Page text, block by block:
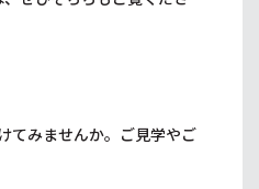
てみませんか。ご見学やご